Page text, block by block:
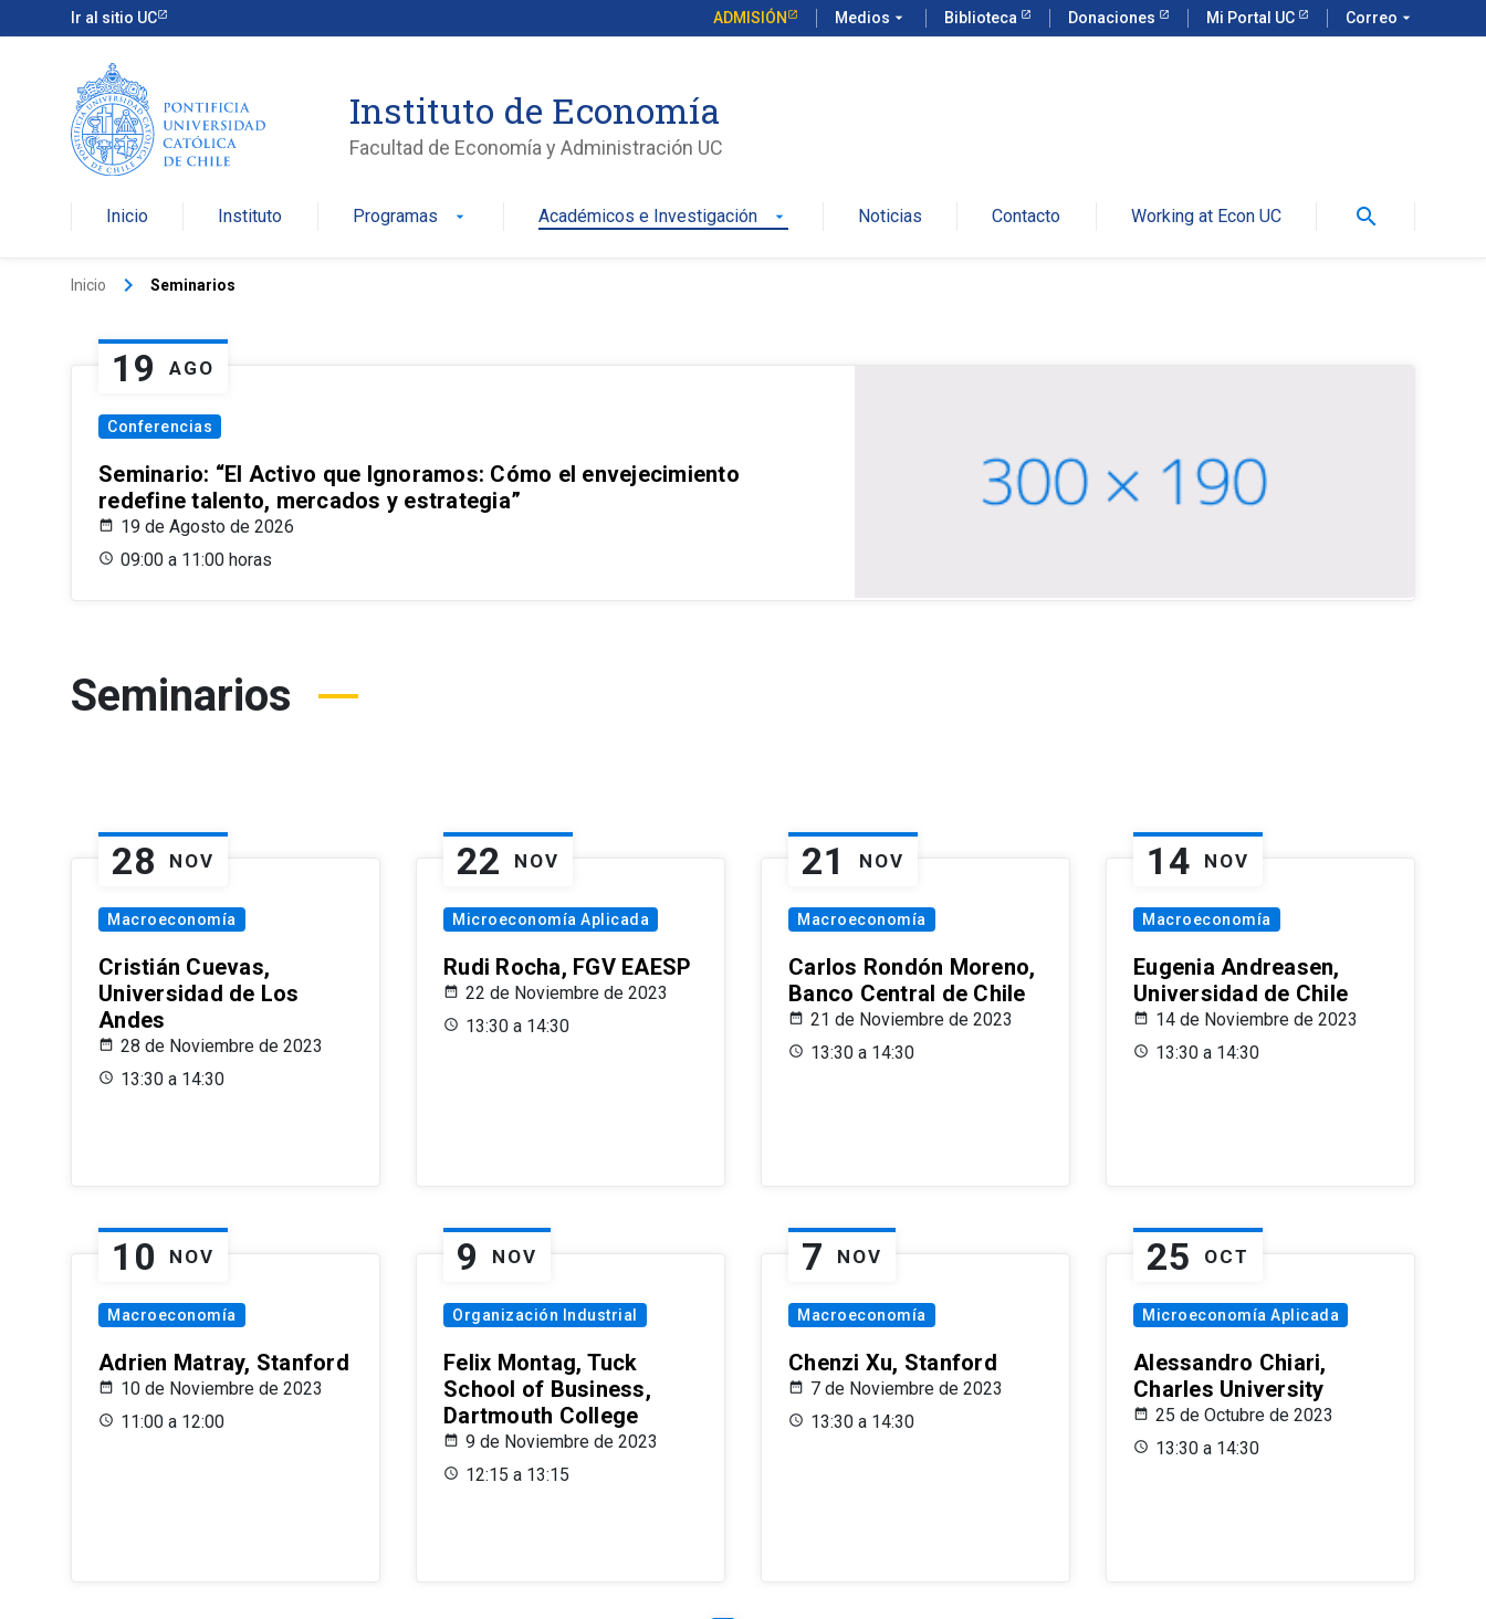
Ir al sitio UC ADMISIÓN Medios arrow_drop_down Biblioteca Donaciones Mi Portal UC Correo arrow_drop_down
Instituto de Economía
Facultad de Economía y Administración UC
Inicio Instituto Programas arrow_drop_down Académicos e Investigación arrow_drop_down Noticias Contacto Working at Econ UC search
Inicio keyboard_arrow_right Seminarios
19 AGO
Conferencias
Seminario: “El Activo que Ignoramos: Cómo el envejecimiento
redefine talento, mercados y estrategia”
19 de Agosto de 2026
09:00 a 11:00 horas
Seminarios
28 NOV
Macroeconomía
Cristián Cuevas,
Universidad de Los
Andes
28 de Noviembre de 2023
13:30 a 14:30
22 NOV
Microeconomía Aplicada
Rudi Rocha, FGV EAESP
22 de Noviembre de 2023
13:30 a 14:30
21 NOV
Macroeconomía
Carlos Rondón Moreno,
Banco Central de Chile
21 de Noviembre de 2023
13:30 a 14:30
14 NOV
Macroeconomía
Eugenia Andreasen,
Universidad de Chile
14 de Noviembre de 2023
13:30 a 14:30
10 NOV
Macroeconomía
Adrien Matray, Stanford
10 de Noviembre de 2023
11:00 a 12:00
9 NOV
Organización Industrial
Felix Montag, Tuck
School of Business,
Dartmouth College
9 de Noviembre de 2023
12:15 a 13:15
7 NOV
Macroeconomía
Chenzi Xu, Stanford
7 de Noviembre de 2023
13:30 a 14:30
25 OCT
Microeconomía Aplicada
Alessandro Chiari,
Charles University
25 de Octubre de 2023
13:30 a 14:30